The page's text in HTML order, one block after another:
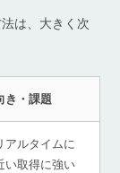
は、大きく次
き・課題
アルタイムに
い取得に強い